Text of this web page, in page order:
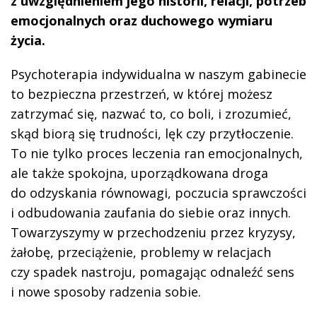
emocjonalnych oraz duchowego wymiaru
życia.
Psychoterapia indywidualna w naszym gabinecie
to bezpieczna przestrzeń, w której możesz
zatrzymać się, nazwać to, co boli, i zrozumieć,
skąd biorą się trudności, lęk czy przytłoczenie.
To nie tylko proces leczenia ran emocjonalnych,
ale także spokojna, uporządkowana droga
do odzyskania równowagi, poczucia sprawczości
i odbudowania zaufania do siebie oraz innych.
Towarzyszymy w przechodzeniu przez kryzysy,
żałobę, przeciążenie, problemy w relacjach
czy spadek nastroju, pomagając odnaleźć sens
i nowe sposoby radzenia sobie.